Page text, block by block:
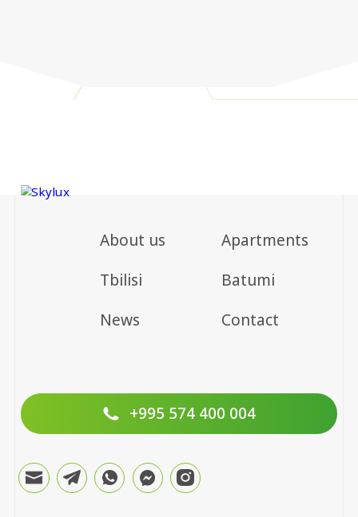
About us
Apartments
Tbilisi
Batumi
News
Contact
+995 574 400 004